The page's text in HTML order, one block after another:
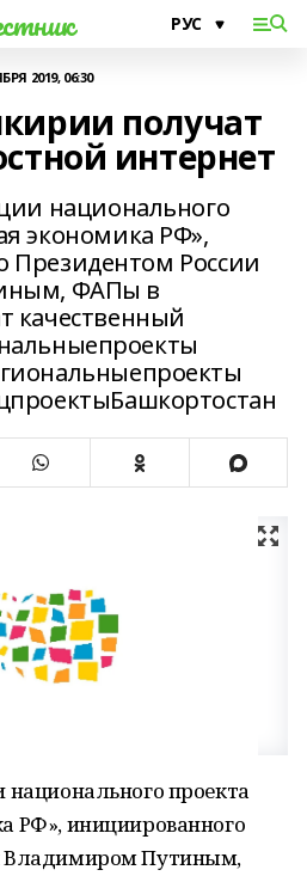
2019, 06:30
получат
интернет
национального
экономика РФ»,
Президентом России
ФАПы в
качественный
проекта
РФ», инициированного
Владимиром Путиным,